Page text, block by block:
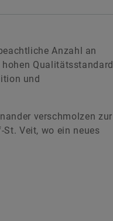
Anzahl an
Qualitätsstandard
und
verschmolzen zur
Veit, wo ein neues